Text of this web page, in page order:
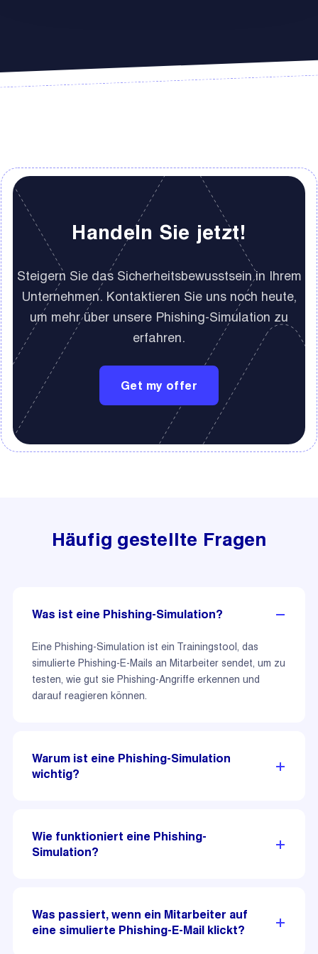
Handeln Sie jetzt!
Steigern Sie das Sicherheitsbewusstsein in Ihrem
Unternehmen. Kontaktieren Sie uns noch heute,
um mehr über unsere Phishing-Simulation zu
erfahren.
Get my offer
Häufig gestellte Fragen
Was ist eine Phishing-Simulation?
Eine Phishing-Simulation ist ein Trainingstool, das
simulierte Phishing-E-Mails an Mitarbeiter sendet, um zu
testen, wie gut sie Phishing-Angriffe erkennen und
darauf reagieren können.
Warum ist eine Phishing-Simulation
wichtig?
Bewusstsein und das Verständnis für diese Bedrohung
zu erhöhen und die Fähigkeit der Mitarbeiter zu
Wie funktioniert eine Phishing-
Simulation?
gesendet. Die Reaktionen der Mitarbeiter auf diese E-
Mails werden dann ausgewertet, um zu sehen, wie gut
Was passiert, wenn ein Mitarbeiter auf
eine simulierte Phishing-E-Mail klickt?